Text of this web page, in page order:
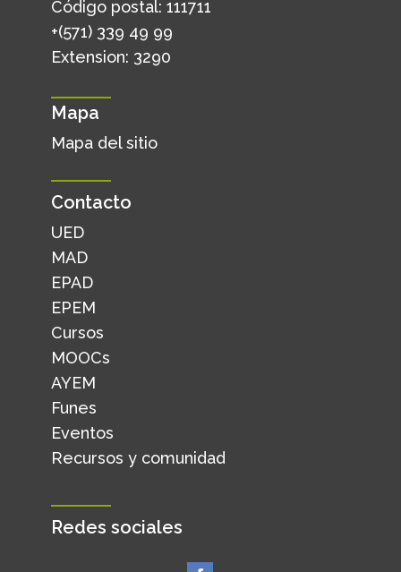
Código postal: 111711
+(571) 339 49 99
Extension: 3290
Mapa
Mapa del sitio
Contacto
UED
MAD
EPAD
EPEM
Cursos
MOOCs
AYEM
Funes
Eventos
Recursos y comunidad
Redes sociales